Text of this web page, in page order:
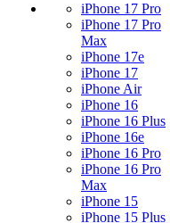
iPhone 17 Pro
iPhone 17 Pro
Max
iPhone 17e
iPhone 17
iPhone Air
iPhone 16
iPhone 16 Plus
iPhone 16e
iPhone 16 Pro
iPhone 16 Pro
Max
iPhone 15
iPhone 15 Plus